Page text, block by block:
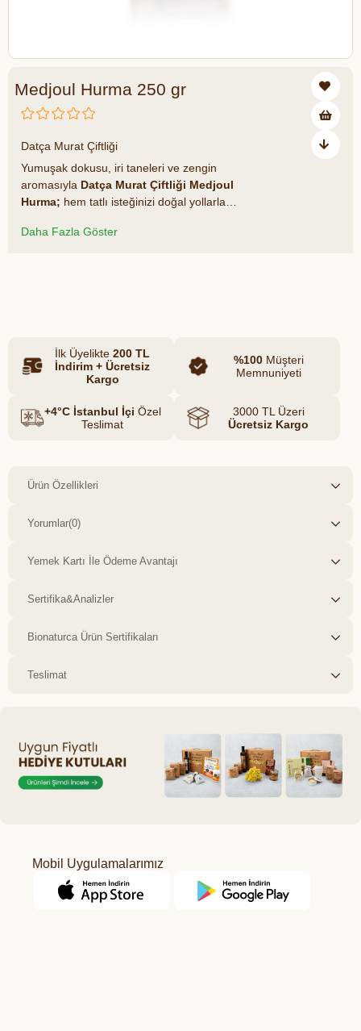
Medjoul Hurma 250 gr
Datça Murat Çiftliği
Yumuşak dokusu, iri taneleri ve zengin
aromasıyla Datça Murat Çiftliği Medjoul
Hurma; hem tatlı isteğinizi doğal yollarla
sunar.Özenle seçtiğimiz Medjoul hurmalar,
Daha Fazla Göster
İlk Üyelikte 200 TL
İndirim + Ücretsiz
Kargo
%100Müşteri
Memnuniyeti
+4°C İstanbul İçi Özel
Teslimat
3000 TL Üzeri
Ücretsiz Kargo
Ürün Özellikleri
Yorumlar(0)
Yemek Kartı İle Ödeme Avantajı
Sertifika&Analizler
Bionaturca Ürün Sertifikaları
Teslimat
Mobil Uygulamalarımız